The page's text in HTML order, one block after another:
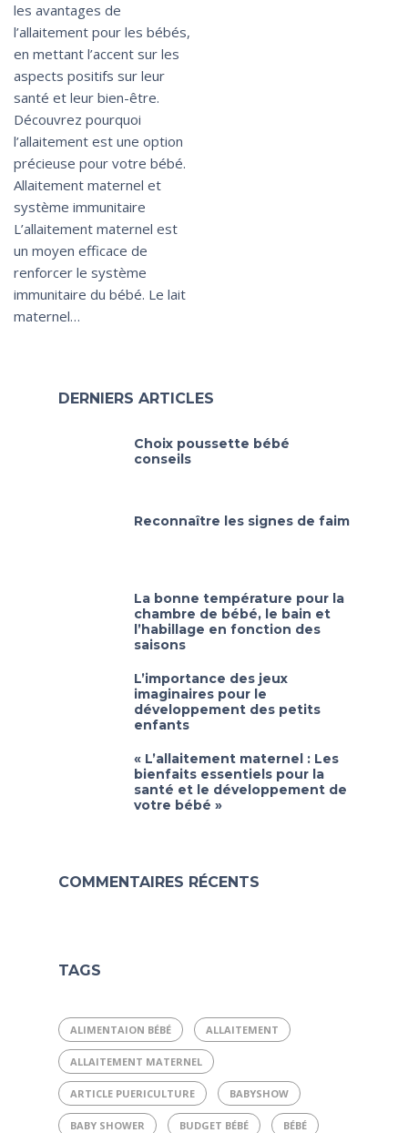
les avantages de
l’allaitement pour les bébés,
en mettant l’accent sur les
aspects positifs sur leur
santé et leur bien-être.
Découvrez pourquoi
l’allaitement est une option
précieuse pour votre bébé.
Allaitement maternel et
système immunitaire
L’allaitement maternel est
un moyen efficace de
renforcer le système
immunitaire du bébé. Le lait
maternel…
DERNIERS ARTICLES
Choix poussette bébé
conseils
Reconnaître les signes de faim
La bonne température pour la
chambre de bébé, le bain et
l’habillage en fonction des
saisons
L’importance des jeux
imaginaires pour le
développement des petits
enfants
« L’allaitement maternel : Les
bienfaits essentiels pour la
santé et le développement de
votre bébé »
COMMENTAIRES RÉCENTS
TAGS
ALIMENTAION BÉBÉ ALLAITEMENT
ALLAITEMENT MATERNEL
ARTICLE PUERICULTURE BABYSHOW
BABY SHOWER BUDGET BÉBÉ BÉBÉ